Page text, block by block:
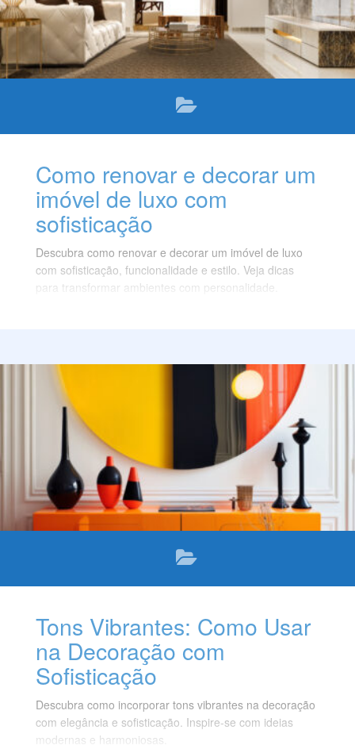
Como renovar e decorar um
imóvel de luxo com
sofisticação
Descubra como renovar e decorar um imóvel de luxo
com sofisticação, funcionalidade e estilo. Veja dicas
para transformar ambientes com personalidade.
Tons Vibrantes: Como Usar
na Decoração com
Sofisticação
Descubra como incorporar tons vibrantes na decoração
com elegância e sofisticação. Inspire-se com ideias
modernas e harmoniosas.